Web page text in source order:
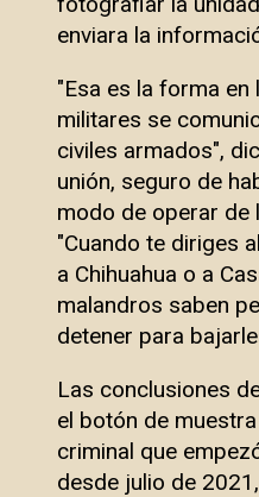
enviara la
"Esa es la forma
militares se
civiles armados",
unión, seguro de
modo de operar de
"Cuando te diriges
a Chihuahua o a
malandros saben
detener para
Las conclusiones
el botón de
criminal que
desde julio de